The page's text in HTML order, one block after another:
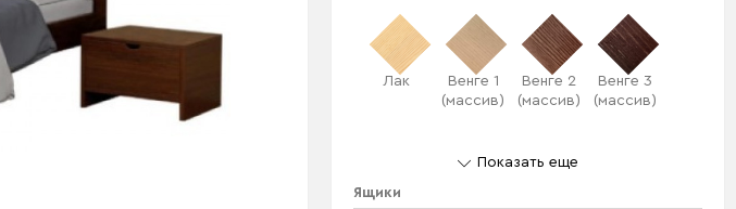
Лак
Венге 1
(массив)
Венге 2
(массив)
Венге 3
(массив)
Показать еще
Ящики